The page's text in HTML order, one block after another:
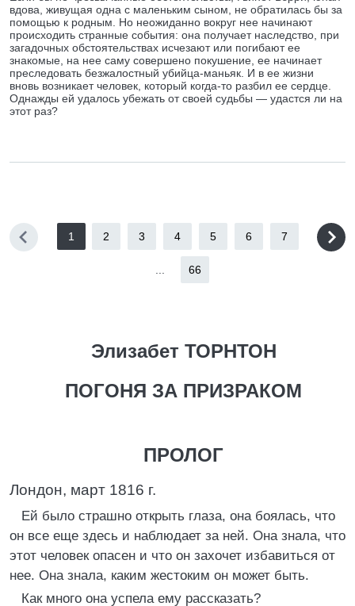
вдова, живущая одна с маленьким сыном, не обратилась бы за
помощью к родным. Но неожиданно вокруг нее начинают
происходить странные события: она получает наследство, при
загадочных обстоятельствах исчезают или погибают ее
знакомые, на нее саму совершено покушение, ее начинает
преследовать безжалостный убийца-маньяк. И в ее жизни
вновь возникает человек, который когда-то разбил ее сердце.
Однажды ей удалось убежать от своей судьбы — удастся ли на
этот раз?
1 2 3 4 5 6 7
66
Элизабет ТОРНТОН
ПОГОНЯ ЗА ПРИЗРАКОМ
ПРОЛОГ
Лондон, март 1816 г.
Ей было страшно открыть глаза, она боялась, что
он все еще здесь и наблюдает за ней. Она знала, что
этот человек опасен и что он захочет избавиться от
нее. Она знала, каким жестоким он может быть.
Как много она успела ему рассказать?